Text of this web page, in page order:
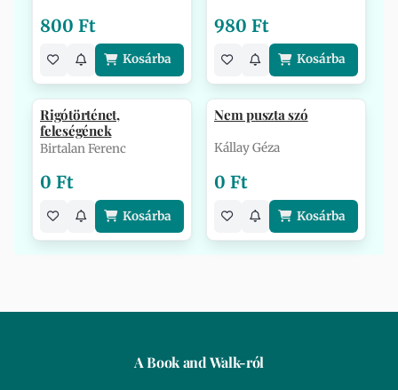
800 Ft
Kosárba
980 Ft
Kosárba
Rigótörténet,
feleségének
Birtalan Ferenc
0 Ft
Kosárba
Nem puszta szó
Kállay Géza
0 Ft
Kosárba
A Book and Walk-ról